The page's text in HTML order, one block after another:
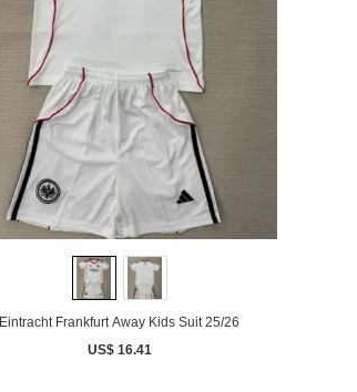
Eintracht Frankfurt Away Kids Suit 25/26
US$ 16.41